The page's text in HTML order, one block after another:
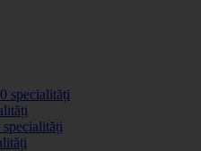
specialități
specialități